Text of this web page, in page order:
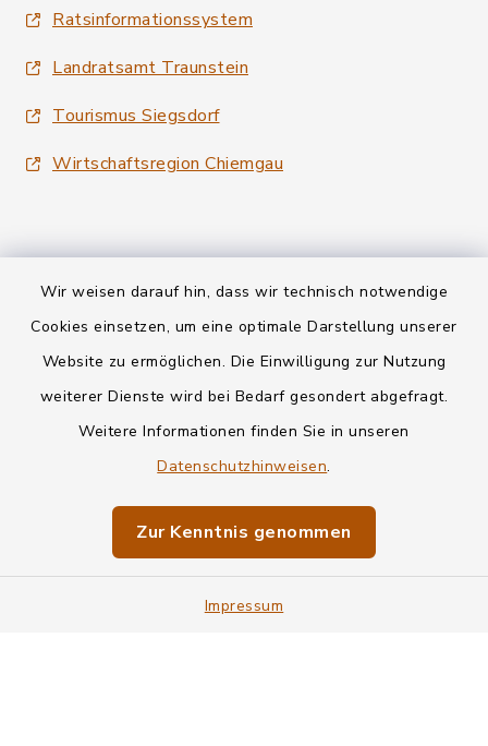
Wir weisen darauf hin, dass wir technisch notwendige
Cookies einsetzen, um eine optimale Darstellung unserer
Website zu ermöglichen. Die Einwilligung zur Nutzung
weiterer Dienste wird bei Bedarf gesondert abgefragt.
Weitere Informationen finden Sie in unseren
Datenschutzhinweisen.
Zur Kenntnis genommen
Impressum
Ratsinformationssystem
Landratsamt Traunstein
Tourismus Siegsdorf
Wirtschaftsregion Chiemgau
Kontakt
Informationspflichten
Impressum
Sitemap